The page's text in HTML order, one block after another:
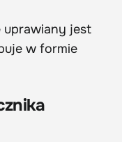
uprawiany jest
w formie